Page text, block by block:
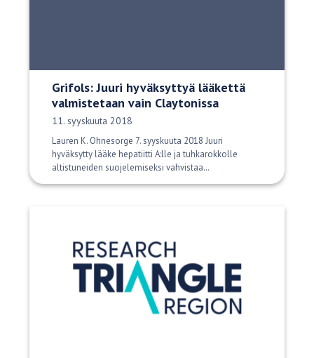
Grifols: Juuri hyväksyttyä lääkettä
valmistetaan vain Claytonissa
Julkaisupäivä:
11. syyskuuta 2018
Lauren K. Ohnesorge 7. syyskuuta 2018 Juuri
hyväksytty lääke hepatiitti A:lle ja tuhkarokkolle
altistuneiden suojelemiseksi vahvistaa…